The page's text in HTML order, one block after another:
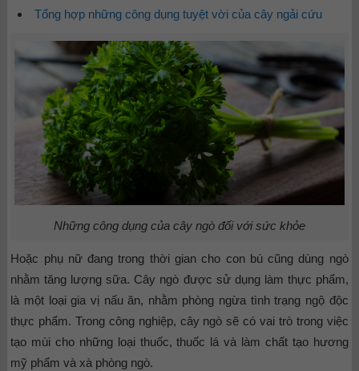
Tổng hợp những công dụng tuyệt vời của cây ngải cứu
Những công dụng của cây ngò đối với sức khỏe
Hoặc phụ nữ đang trong thời gian cho con bú cũng dùng ngò
nhằm tăng lượng sữa. Cây ngò được sử dụng làm thực phẩm,
là một loại gia vị nấu ăn, nhằm phòng ngừa tình trạng ngộ độc
thực phẩm. Trong công nghiệp, cây ngò sẽ có vai trò trong việc
tạo mùi cho những loại thuốc, thuốc lá và làm chất tạo hương
mỹ phẩm và xà phòng ngò.